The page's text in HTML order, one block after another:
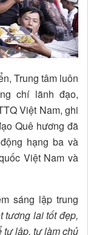
Trung tâm luôn
chí lãnh đạo,
Việt Nam, ghi
Quê hương đã
hạng ba và
Việt Nam và
sáng lập trung
tương lai tốt đẹp,
tự lập, tự làm chủ